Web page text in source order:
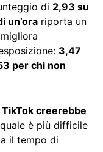
di 2,93 su
un’ora riporta un
3,47
per chi non
TikTok creerebbe
è più difficile
il tempo di